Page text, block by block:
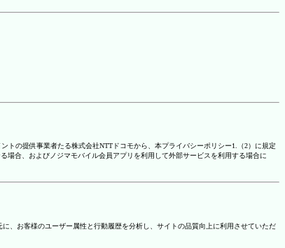
トの提供事業者たる株式会社NTTドコモから、本プライバシーポリシー1.（2）に規定
合、およびノジマモバイル会員アプリを利用して外部サービスを利用する場合に
、お客様のユーザー属性と行動履歴を分析し、サイトの品質向上に利用させていただ